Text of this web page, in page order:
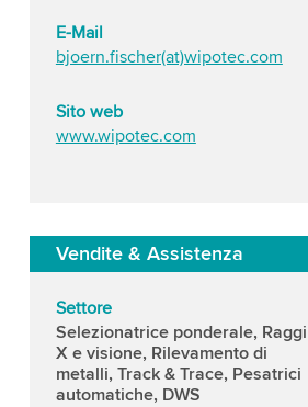
E-Mail
bjoern.fischer(at)wipotec.com
Sito web
www.wipotec.com
Vendite & Assistenza
Settore
Selezionatrice ponderale, Raggi
X e visione, Rilevamento di
metalli, Track & Trace, Pesatrici
automatiche, DWS